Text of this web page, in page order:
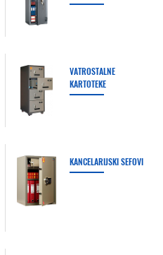
VATROSTALNE
KARTOTEKE
KANCELARIJSKI SEFOVI